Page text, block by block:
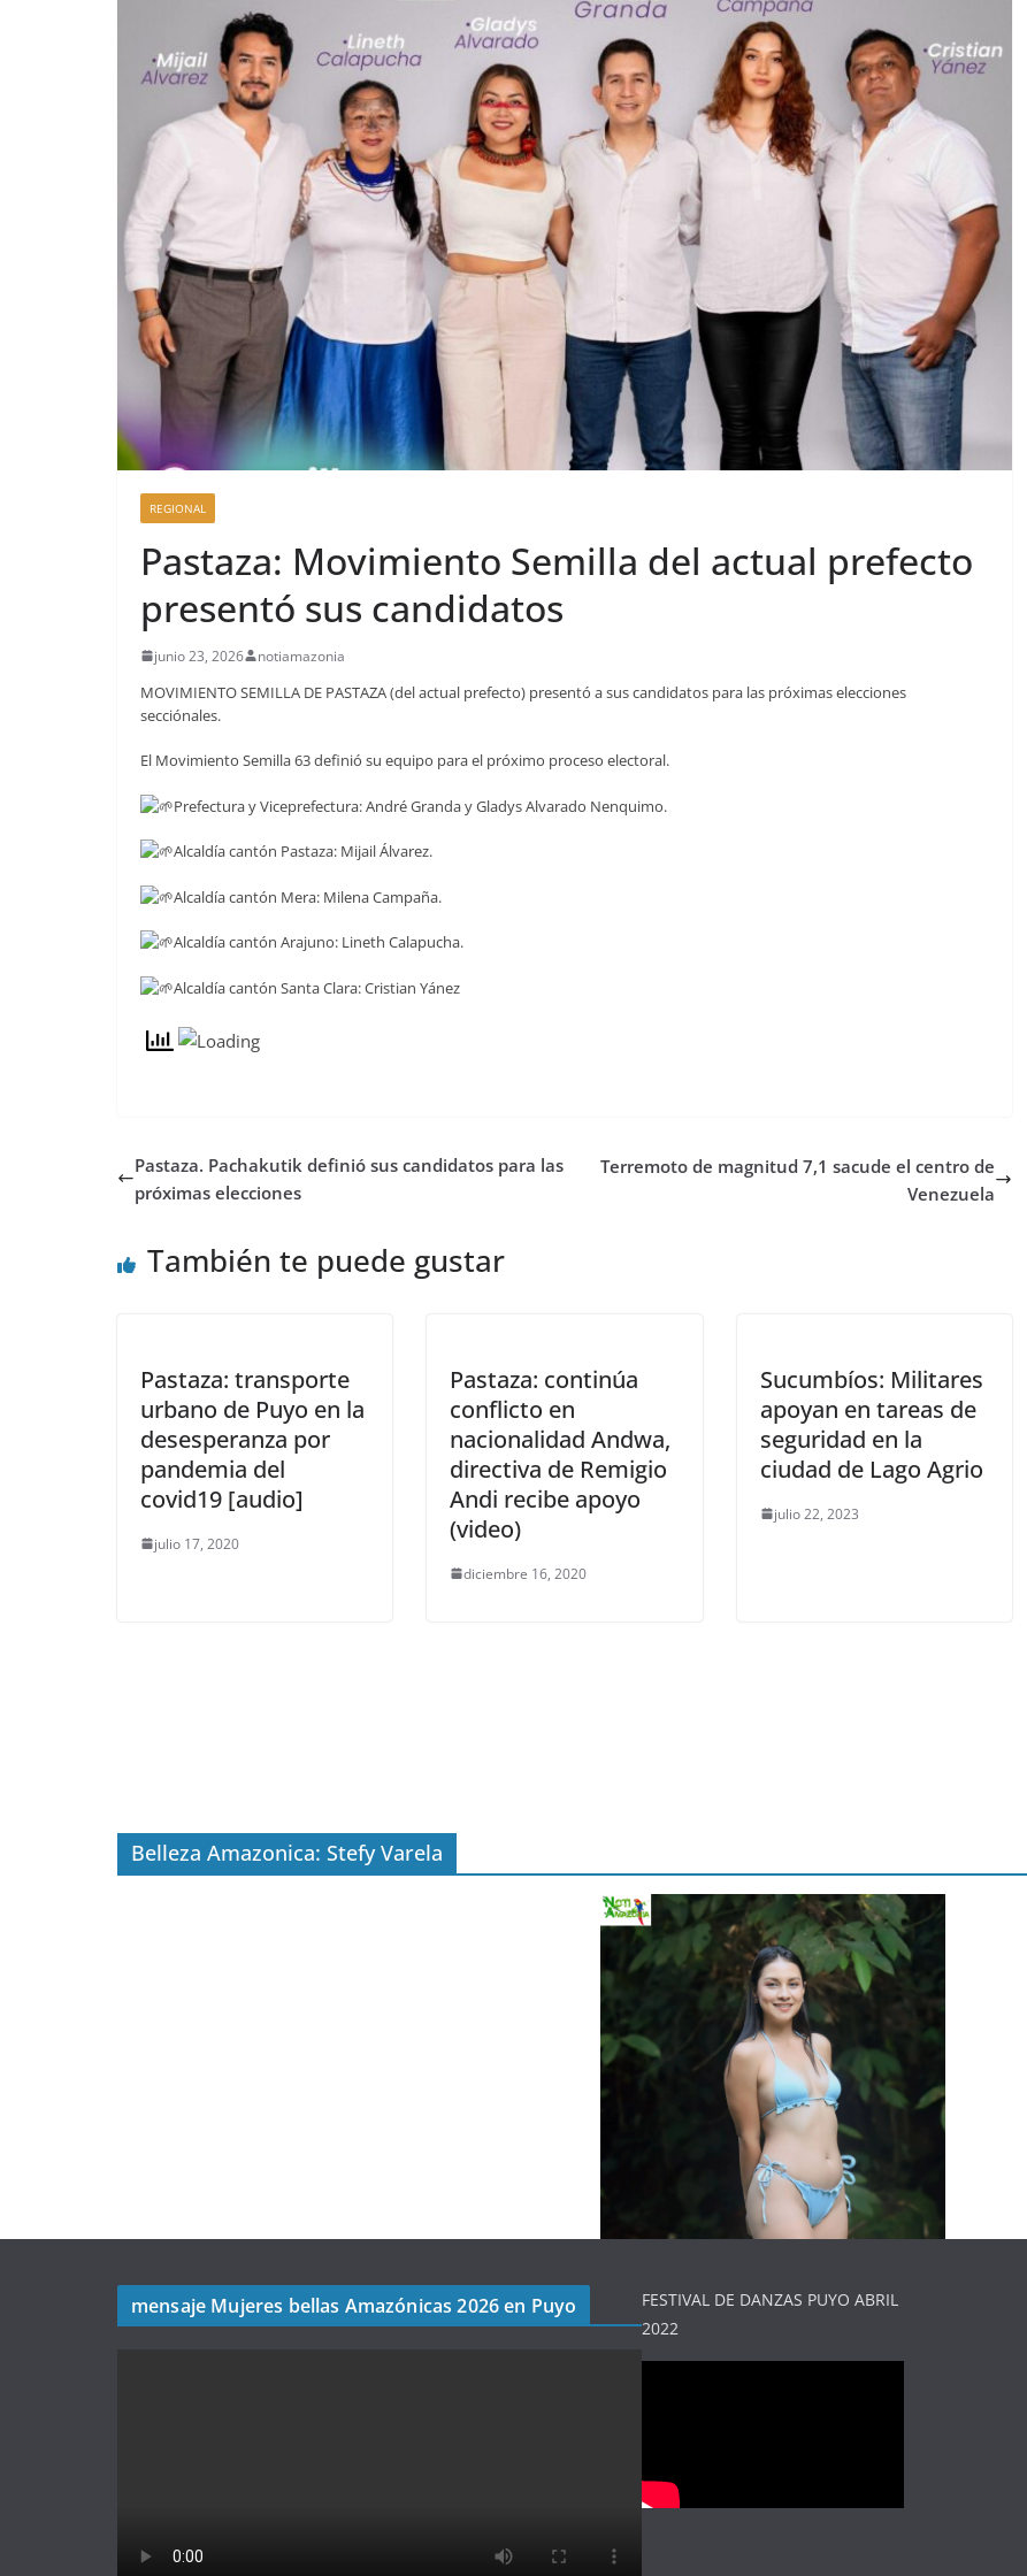
REGIONAL
Pastaza: Movimiento Semilla del actual prefecto
presentó sus candidatos
junio 23, 2026 notiamazonia
MOVIMIENTO SEMILLA DE PASTAZA (del actual prefecto) presentó a sus candidatos para las próximas elecciones
secciónales.
El Movimiento Semilla 63 definió su equipo para el próximo proceso electoral.
Prefectura y Viceprefectura: André Granda y Gladys Alvarado Nenquimo.
Alcaldía cantón Pastaza: Mijail Álvarez.
Alcaldía cantón Mera: Milena Campaña.
Alcaldía cantón Arajuno: Lineth Calapucha.
Alcaldía cantón Santa Clara: Cristian Yánez
Pastaza. Pachakutik definió sus candidatos para las
próximas elecciones
Terremoto de magnitud 7,1 sacude el centro de
Venezuela
También te puede gustar
Pastaza: transporte
urbano de Puyo en la
desesperanza por
pandemia del
covid19 [audio]
julio 17, 2020
Pastaza: continúa
conflicto en
nacionalidad Andwa,
directiva de Remigio
Andi recibe apoyo
(video)
diciembre 16, 2020
Sucumbíos: Militares
apoyan en tareas de
seguridad en la
ciudad de Lago Agrio
julio 22, 2023
Belleza Amazonica: Stefy Varela
mensaje Mujeres bellas Amazónicas 2026 en Puyo
FESTIVAL DE DANZAS PUYO ABRIL
2022